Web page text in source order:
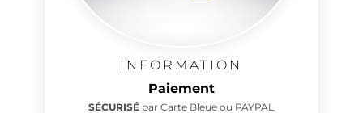
INFORMATION
Paiement
SÉCURISÉ par Carte Bleue ou PAYPAL